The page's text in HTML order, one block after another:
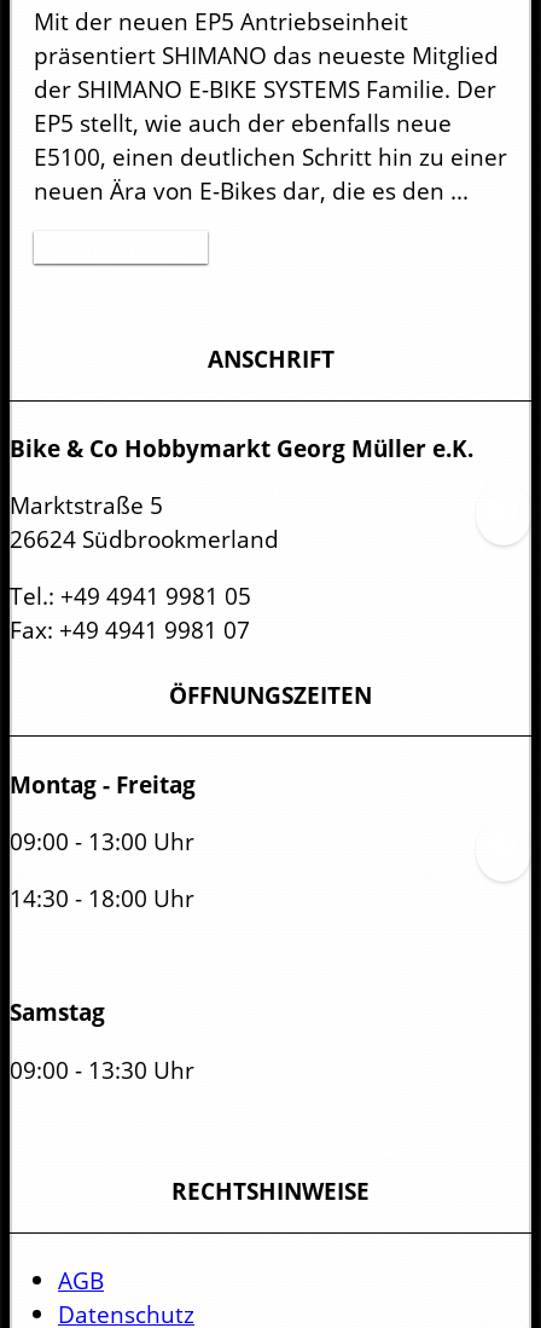
Mit der neuen EP5 Antriebseinheit
präsentiert SHIMANO das neueste Mitglied
der SHIMANO E-BIKE SYSTEMS Familie. Der
EP5 stellt, wie auch der ebenfalls neue
E5100, einen deutlichen Schritt hin zu einer
neuen Ära von E-Bikes dar, die es den ...
ANSCHRIFT
Bike & Co Hobbymarkt Georg Müller e.K.
Marktstraße 5
26624 Südbrookmerland
Tel.: +49 4941 9981 05
Fax: +49 4941 9981 07
ÖFFNUNGSZEITEN
Montag - Freitag
09:00 - 13:00 Uhr
14:30 - 18:00 Uhr
Samstag
09:00 - 13:30 Uhr
RECHTSHINWEISE
AGB
Datenschutz